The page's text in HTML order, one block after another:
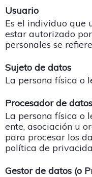
Usuario
Es el individuo que
estar autorizado
personales se
Sujeto de datos
La persona física o
Procesador de
La persona física o
ente, asociación u
para procesar los
política de
Gestor de datos (o